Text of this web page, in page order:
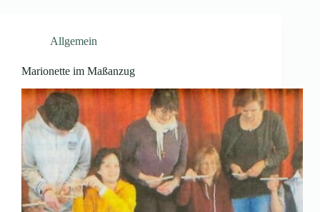
Allgemein
Marionette im Maßanzug